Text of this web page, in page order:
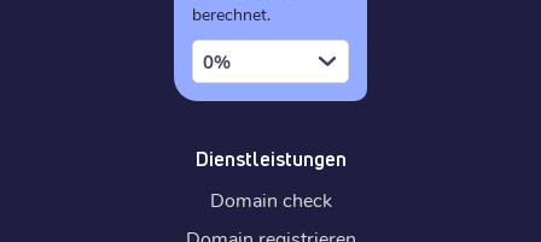
berechnet.
0%
Dienstleistungen
Domain check